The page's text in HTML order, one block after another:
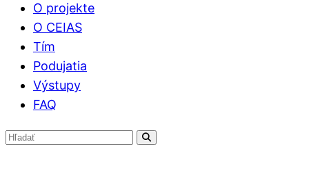
O projekte
O CEIAS
Tím
Podujatia
Výstupy
FAQ
Hľadať: Hľadať